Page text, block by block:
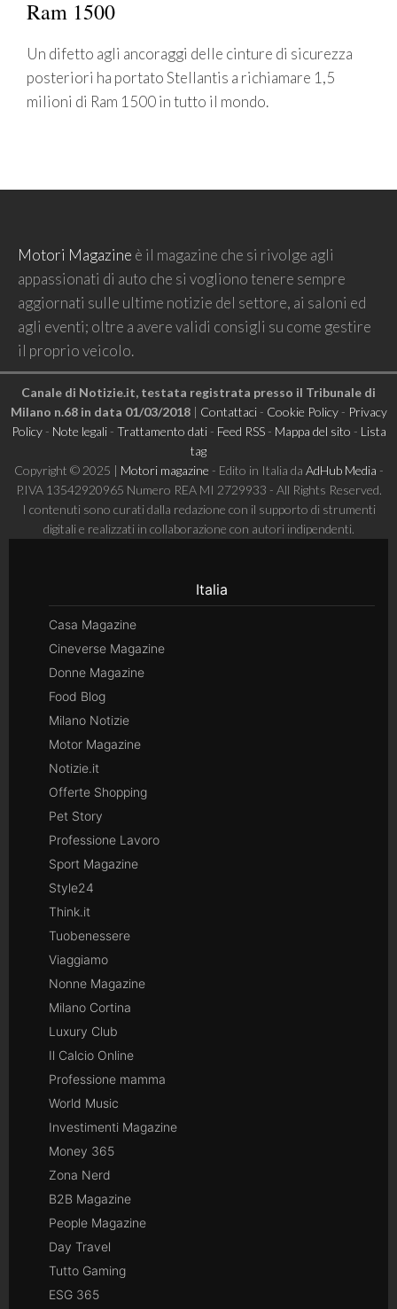
Ram 1500
Un difetto agli ancoraggi delle cinture di sicurezza
posteriori ha portato Stellantis a richiamare 1,5
milioni di Ram 1500 in tutto il mondo.
Motori Magazine è il magazine che si rivolge agli
appassionati di auto che si vogliono tenere sempre
aggiornati sulle ultime notizie del settore, ai saloni ed
agli eventi; oltre a avere validi consigli su come gestire
il proprio veicolo.
Canale di Notizie.it, testata registrata presso il Tribunale di
Milano n.68 in data 01/03/2018| Contattaci- Cookie Policy- Privacy
Policy- Note legali- Trattamento dati- Feed RSS- Mappa del sito - Lista
tag
Copyright © 2025 | Motori magazine - Edito in Italia da AdHub Media -
P.IVA 13542920965 Numero REA MI 2729933 - All Rights Reserved.
I contenuti sono curati dalla redazione con il supporto di strumenti
digitali e realizzati in collaborazione con autori indipendenti.
Italia
Casa Magazine
Cineverse Magazine
Donne Magazine
Food Blog
Milano Notizie
Motor Magazine
Notizie.it
Offerte Shopping
Pet Story
Professione Lavoro
Sport Magazine
Style24
Think.it
Tuobenessere
Viaggiamo
Nonne Magazine
Milano Cortina
Luxury Club
Il Calcio Online
Professione mamma
World Music
Investimenti Magazine
Money 365
Zona Nerd
B2B Magazine
People Magazine
Day Travel
Tutto Gaming
ESG 365